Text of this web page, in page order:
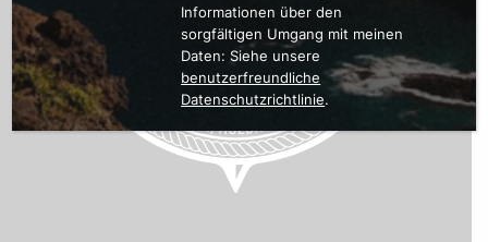
Informationen über den
sorgfältigen Umgang mit meinen
Daten: Siehe unsere
benutzerfreundliche
Datenschutzrichtlinie.